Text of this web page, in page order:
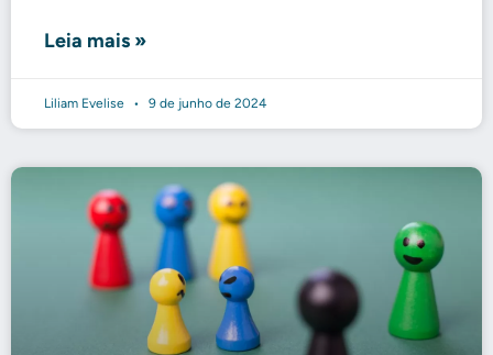
Leia mais »
Liliam Evelise 9 de junho de 2024